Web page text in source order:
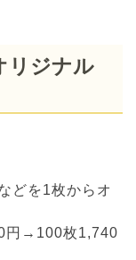
リジナル
どを1枚からオ
円→100枚1,740